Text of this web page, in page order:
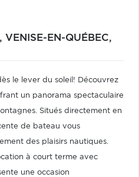
VENISE-EN-QUÉBEC,
le lever du soleil! Découvrez
un panorama spectaculaire
Situés directement en
de bateau vous
des plaisirs nautiques.
à court terme avec
une occasion